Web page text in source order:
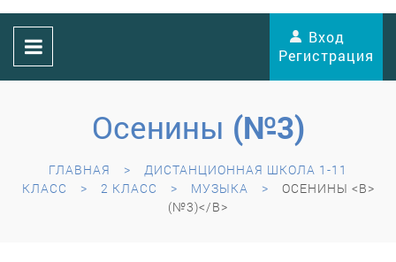
Вход
Регистрация
Осенины (№3)
ГЛАВНАЯ
ДИСТАНЦИОННАЯ ШКОЛА 1-11
КЛАСС
2 КЛАСС МУЗЫКА
ОСЕНИНЫ <B>
(№3)</B>